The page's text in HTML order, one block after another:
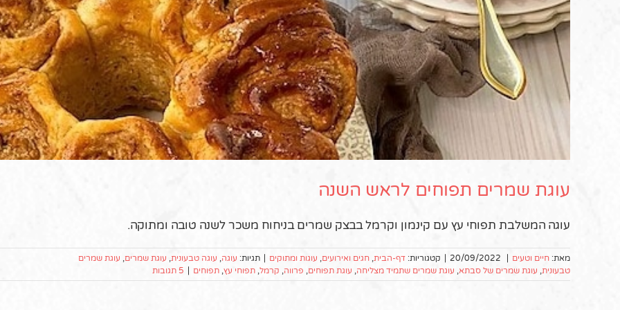
עוגת שמרים תפוחים לראש השנה
עוגה המשלבת תפוחי עץ עם קינמון וקרמל בבצק שמרים בניחוח משכר לשנה טובה ומתוקה.
מאת: חיים וטעים 20/09/2022 קטגוריות: דף-הבית, חגים ואירועים, עוגות ומתוקים תגיות: עוגה, עוגה טבעונית, עוגת שמרים, עוגת שמרים
טבעונית, עוגת שמרים של סבתא, עוגת שמרים שתמיד מצליחה, עוגת תפוחים, פרווה, קרמל, תפוחי עץ, תפוחים 5 תגובות